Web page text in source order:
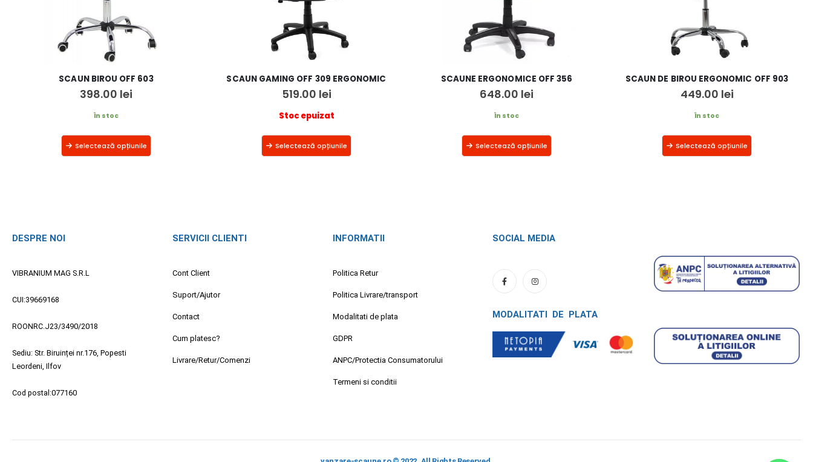
SCAUN BIROU OFF 603
398.00 lei
În stoc
Selectează opțiunile
SCAUN GAMING OFF 309 ERGONOMIC
519.00 lei
Stoc epuizat
Selectează opțiunile
SCAUNE ERGONOMICE OFF 356
648.00 lei
În stoc
Selectează opțiunile
SCAUN DE BIROU ERGONOMIC OFF 903
449.00 lei
În stoc
Selectează opțiunile
DESPRE NOI
VIBRANIUM MAG S.R.L
CUI:39669168
ROONRC.J23/3490/2018
Sediu: Str. Biruinței nr.176, Popesti
Leordeni, Ilfov
Cod postal:077160
SERVICII CLIENTI
Cont Client
Suport/Ajutor
Contact
Cum platesc?
Livrare/Retur/Comenzi
INFORMATII
Politica Retur
Politica Livrare/transport
Modalitati de plata
GDPR
ANPC/Protectia Consumatorului
Termeni si conditii
SOCIAL MEDIA
MODALITATI DE PLATA